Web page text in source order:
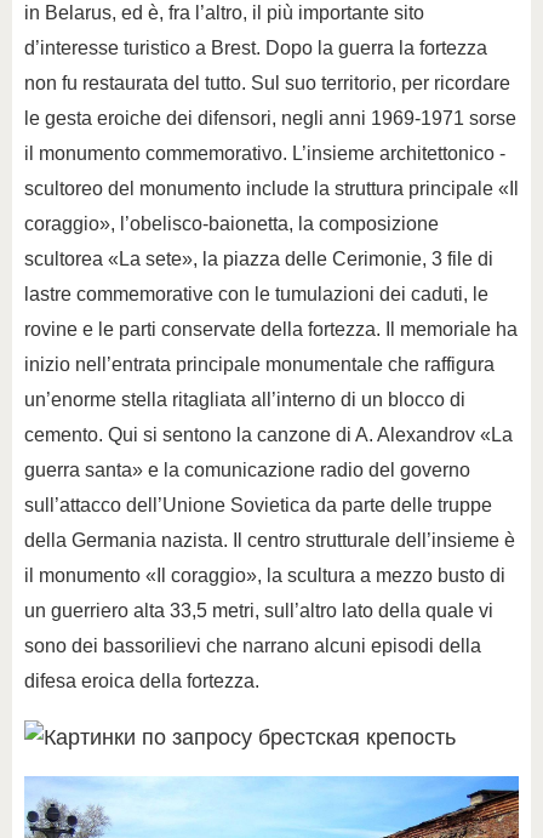
in Belarus, ed è, fra l’altro, il più importante sito
d’interesse turistico a Brest. Dopo la guerra la fortezza
non fu restaurata del tutto. Sul suo territorio, per ricordare
le gesta eroiche dei difensori, negli anni 1969-1971 sorse
il monumento commemorativo. L’insieme architettonico -
scultoreo del monumento include la struttura principale «Il
coraggio», l’obelisco-baionetta, la composizione
scultorea «La sete», la piazza delle Cerimonie, 3 file di
lastre commemorative con le tumulazioni dei caduti, le
rovine e le parti conservate della fortezza. Il memoriale ha
inizio nell’entrata principale monumentale che raffigura
un’enorme stella ritagliata all’interno di un blocco di
cemento. Qui si sentono la canzone di A. Alexandrov «La
guerra santa» e la comunicazione radio del governo
sull’attacco dell’Unione Sovietica da parte delle truppe
della Germania nazista. Il centro strutturale dell’insieme è
il monumento «Il coraggio», la scultura a mezzo busto di
un guerriero alta 33,5 metri, sull’altro lato della quale vi
sono dei bassorilievi che narrano alcuni episodi della
difesa eroica della fortezza.